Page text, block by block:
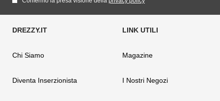
Chi Siamo
Diventa Inserzionista
Magazine
I Nostri Negozi